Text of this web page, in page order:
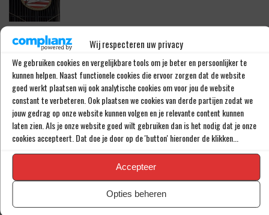
Wij respecteren uw privacy
We gebruiken cookies en vergelijkbare tools om je beter en persoonlijker te
kunnen helpen. Naast functionele cookies die ervoor zorgen dat de website
goed werkt plaatsen wij ook analytische cookies om voor jou de website
constant te verbeteren. Ook plaatsen we cookies van derde partijen zodat we
jouw gedrag op onze website kunnen volgen en je relevante content kunnen
laten zien. Als je onze website goed wilt gebruiken dan is het nodig dat je onze
cookies accepteert. Dat doe je door op de 'button' hieronder de klikken...
Accepteer
Opties beheren
BUITENLANDS VOETBALNIEUWS
Julian Brandt en Tolu Arokodare gaan de Eredivisie slopen
DONE DEAL: Telstar versterkt zich met Harrie Kuster (20)
‘Kenny Tete zou een goede speler zijn voor Feyenoord’
‘Italiaanse topclub aast op de handtekening van Kenneth
Taylor’
‘AZ wil Peer Koopmeiners niet verkopen aan Club Brugge’
RECENTE REACTIES